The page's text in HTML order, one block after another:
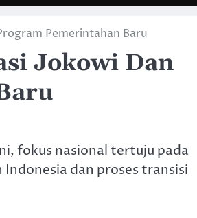
Pemerintahan Baru
Jokowi Dan
fokus nasional tertuju pada
dan proses transisi